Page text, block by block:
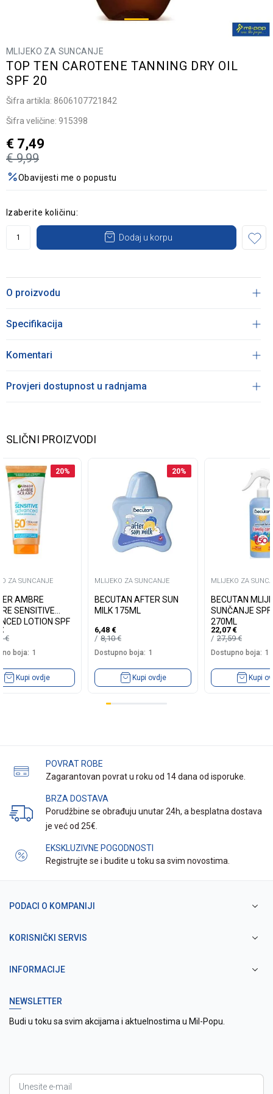
MLIJEKO ZA SUNCANJE
TOP TEN CAROTENE TANNING DRY OIL
SPF 20
Šifra artikla: 8606107721842
Šifra veličine: 915398
€ 9,99
€ 7,49
Obavijesti me o popustu
Izaberite količinu:
Dodaj u korpu
O proizvodu
Specifikacija
Komentari
Provjeri dostupnost u radnjama
SLIČNI PROIZVODI
20%
ZA SUNCANJE
AMBRE
SENSITIVE
LOTION SPF
ML
€
€
boja: 1
Kupi ovdje
20%
MLIJEKO ZA SUNCANJE
BECUTAN AFTER SUN
MILK 175ML
6,48 €
8,10€
Dostupno boja: 1
Kupi ovdje
MLIJEKO ZA
BECUTAN
SUNČANJE
270ML
22,07 €
27,59€
Dostupno boja: 1
Kupi
POVRAT ROBE
Zagarantovan povrat u roku od 14 dana od isporuke.
BRZA DOSTAVA
Porudžbine se obrađuju unutar 24h, a besplatna dostava
je već od 25€.
EKSKLUZIVNE POGODNOSTI
Registrujte se i budite u toku sa svim novostima.
PODACI O KOMPANIJI
KORISNIČKI SERVIS
INFORMACIJE
NEWSLETTER
Budi u toku sa svim akcijama i aktuelnostima u Mil-Popu.